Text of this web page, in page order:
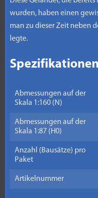
wurden, haben einen
man zu dieser Zeit neben
legte.
Spezifikationen
Abmessungen auf der
Skala 1:160 (N)
Abmessungen auf der
Skala 1:87 (H0)
Anzahl (Bausätze) pro
Paket
Artikelnummer